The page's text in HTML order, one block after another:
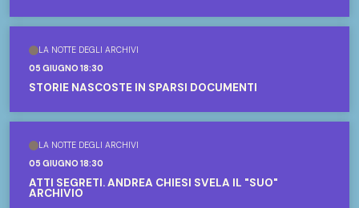
LA NOTTE DEGLI ARCHIVI
05 GIUGNO 18:30
STORIE NASCOSTE IN SPARSI DOCUMENTI
LA NOTTE DEGLI ARCHIVI
05 GIUGNO 18:30
ATTI SEGRETI. ANDREA CHIESI SVELA IL "SUO"
ARCHIVIO